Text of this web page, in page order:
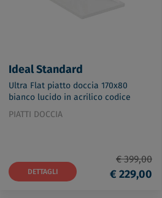
Ideal Standard
Ultra Flat piatto doccia 170x80
bianco lucido in acrilico codice
prod: K518901
PIATTI DOCCIA
DETTAGLI
€ 399,00
€ 229,00